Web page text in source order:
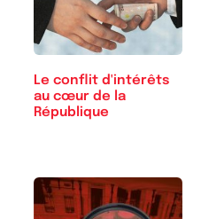
Le conflit d'intérêts
au cœur de la
République